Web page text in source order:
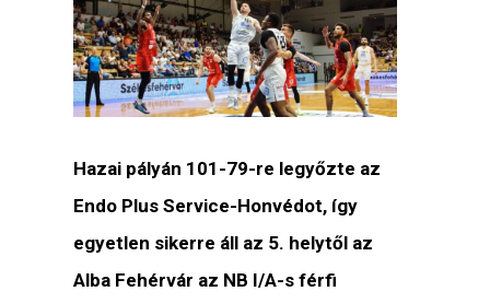
Hazai pályán 101-79-re legyőzte az
Endo Plus Service-Honvédot, így
egyetlen sikerre áll az 5. helytől az
Alba Fehérvár az NB I/A-s férfi